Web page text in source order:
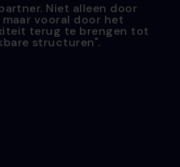
Niet alleen door
vooral door het
terug te brengen tot
structuren".